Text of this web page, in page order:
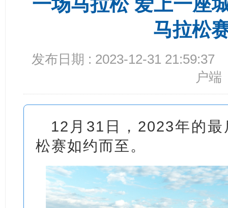
马拉松
发布日期 : 2023-12-31 21:59:37
户端
12月31日，2023年的
松赛如约而至。